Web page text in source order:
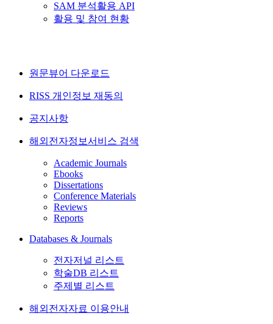
SAM 분석활용 API
활용 및 참여 현황
원문뷰어 다운로드
RISS 개인정보 재동의
공지사항
해외전자정보서비스 검색
Academic Journals
Ebooks
Dissertations
Conference Materials
Reviews
Reports
Databases & Journals
전자저널 리스트
학술DB 리스트
주제별 리스트
해외전자자료 이용안내